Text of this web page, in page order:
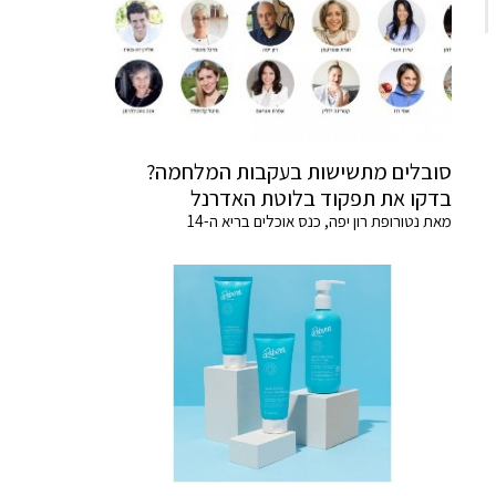
סובלים מתשישות בעקבות המלחמה?
בדקו את תפקוד בלוטת האדרנל
מאת נטורופת רון יפה, כנס אוכלים בריא ה-14